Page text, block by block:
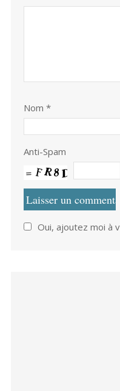
Nom *
Anti-Spam
Oui, ajoutez moi à